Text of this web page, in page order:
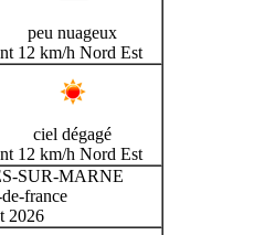
peu nuageux
12 km/h Nord Est
ciel dégagé
12 km/h Nord Est
SUR-MARNE
france
2026